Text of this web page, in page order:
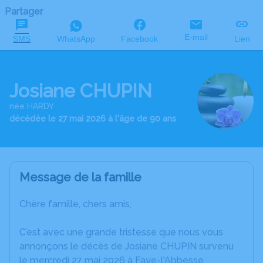
Partager
SMS WhatsApp Facebook E-mail Lien
Josiane CHUPIN
née HARDY
décédée le 27 mai 2026 à l'âge de 90 ans
Message de la famille
Chère famille, chers amis,
C’est avec une grande tristesse que nous vous
annonçons le décès de Josiane CHUPIN survenu
le mercredi 27 mai 2026 à Faye-l'Abbesse.